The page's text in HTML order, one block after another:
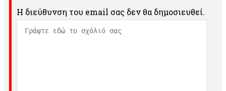
Η διεύθυνση του email σας δεν θα δημοσιευθεί.